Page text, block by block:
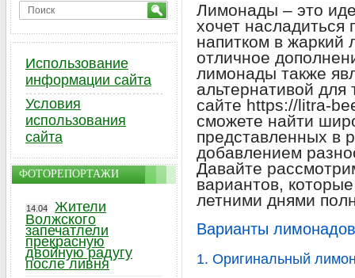
Лимонады – это
хочет
напитком в жаркий
отличное
лимонады также
альтернативой для
сайте https://litra-
сможете найти
представленных в
добавлением
Давайте
вариантов,
летними днями
Варианты
1. Оригинальный
Использование
информации сайта
Условия
использования
сайта
ФОТОРЕПОРТАЖИ
14.04
Жители
Волжского
запечатлели
прекрасную
двойную радугу
после ливня